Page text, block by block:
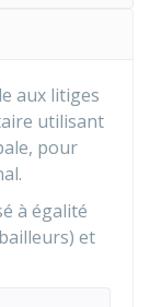
aux litiges
utilisant
pour
à égalité
et